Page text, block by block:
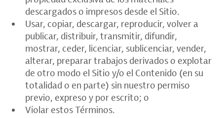
descargados o impresos desde el Sitio.
Usar, copiar, descargar, reproducir, volver a
publicar, distribuir, transmitir, difundir,
mostrar, ceder, licenciar, sublicenciar, vender,
alterar, preparar trabajos derivados o explotar
de otro modo el Sitio y/o el Contenido (en su
totalidad o en parte) sin nuestro permiso
previo, expreso y por escrito; o
Violar estos Términos.